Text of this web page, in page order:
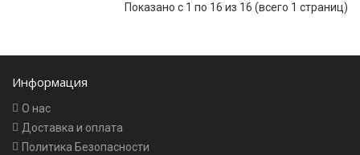
Показано с 1 по 16 из 16 (всего 1 страниц)
Информация
О нас
Доставка и оплата
Политика Безопасности